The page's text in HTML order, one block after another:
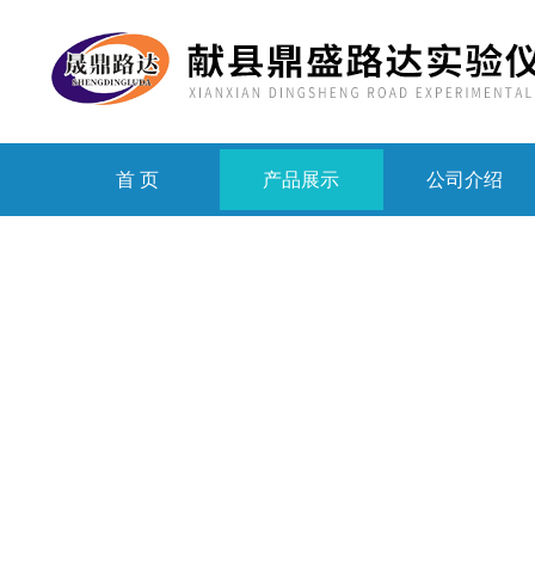
首 页 产品展示 公司介绍